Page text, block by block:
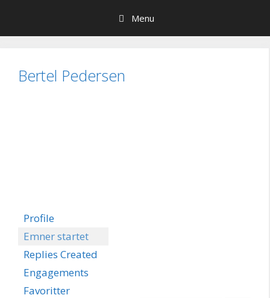
indhold
Menu
Bertel Pedersen
Profile
Emner startet
Replies Created
Engagements
Favoritter